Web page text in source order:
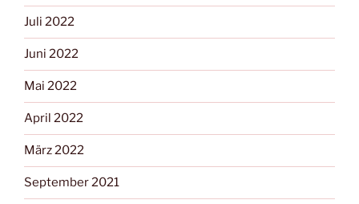
Juli 2022
Juni 2022
Mai 2022
April 2022
März 2022
September 2021